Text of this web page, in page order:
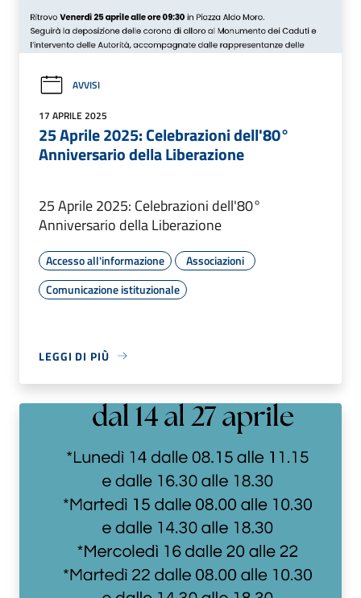
AVVISI
17 APRILE 2025
25 Aprile 2025: Celebrazioni dell'80°
Anniversario della Liberazione
25 Aprile 2025: Celebrazioni dell'80°
Anniversario della Liberazione
Accesso all'informazione
Associazioni
Comunicazione istituzionale
LEGGI DI PIÙ